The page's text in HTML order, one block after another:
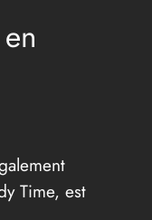
Time, est